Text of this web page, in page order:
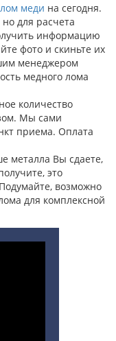
лом меди на сегодня.
для расчета
информацию
фото и скиньте их
менеджером
медного лома
количество
Мы сами
приема. Оплата
металла Вы сдаете,
это
возможно
для комплексной